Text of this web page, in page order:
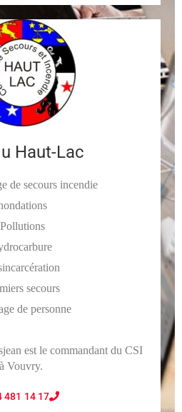
Haut-Lac
de secours incendie
Pollutions
secours
de personne
est le commandant du CSI
à Vouvry.
481 14 17